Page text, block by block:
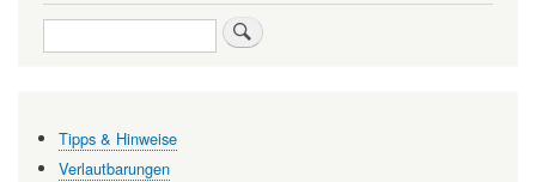
Search
Tipps & Hinweise
Verlautbarungen